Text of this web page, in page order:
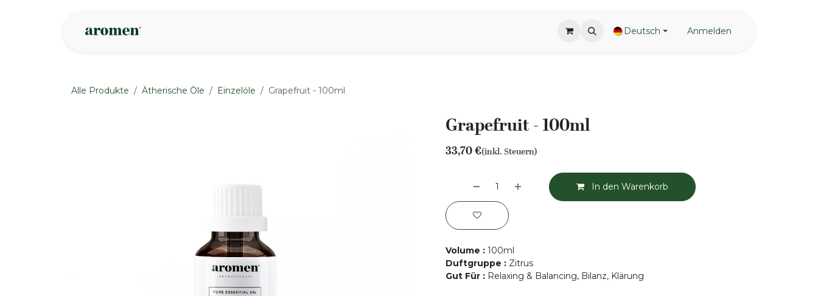
Deutsch Anmelden
Alle Produkte Ätherische Öle Einzelöle Grapefruit - 100ml
Grapefruit - 100ml
33,70€(inkl. Steuern)
In den Warenkorb
Volume : 100ml
Duftgruppe : Zitrus
Gut Für : Relaxing & Balancing, Bilanz, Klärung